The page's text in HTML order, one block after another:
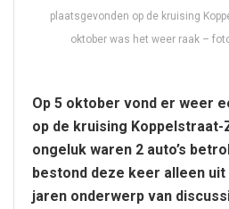
plaatsgevonden op de kruising
oktober was het weer raak –
Op 5 oktober vond er weer
op de kruising
ongeluk waren 2 auto’s
bestond deze keer alleen
jaren onderwerp van